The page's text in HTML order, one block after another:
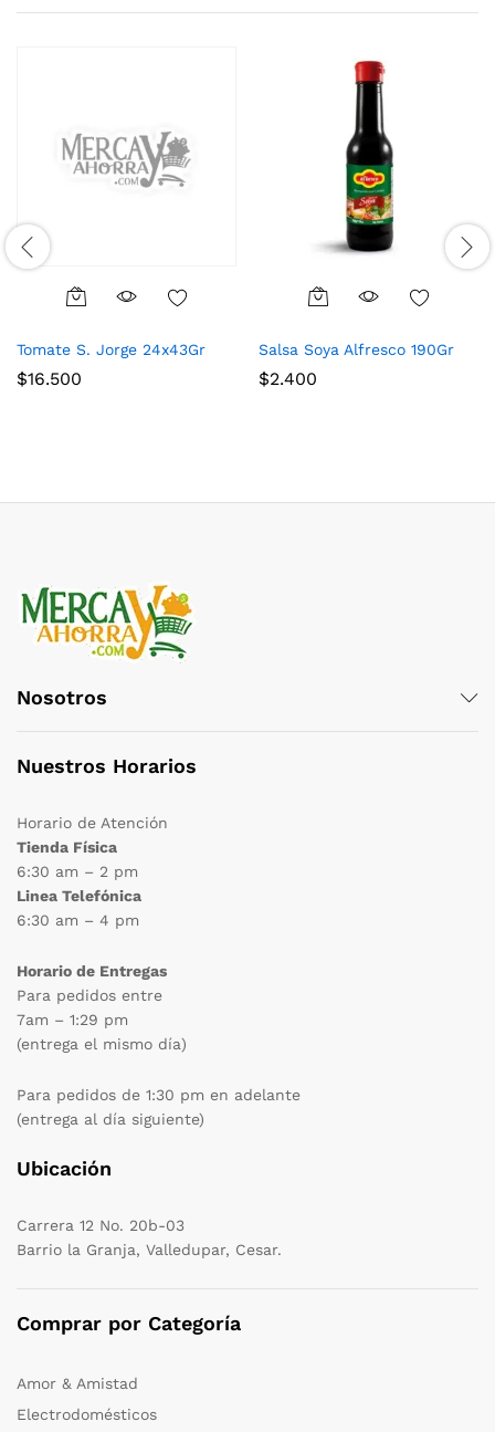
Tomate S. Jorge 24x43Gr
$16.500
Salsa Soya Alfresco 190Gr
$2.400
Nosotros
Nuestros Horarios
Horario de Atención
Tienda Física
6:30 am – 2 pm
Linea Telefónica
6:30 am – 4 pm
Horario de Entregas
Para pedidos entre
7am – 1:29 pm
(entrega el mismo día)
Para pedidos de 1:30 pm en adelante
(entrega al día siguiente)
Ubicación
Carrera 12 No. 20b-03
Barrio la Granja, Valledupar, Cesar.
Comprar por Categoría
Amor & Amistad
Electrodomésticos